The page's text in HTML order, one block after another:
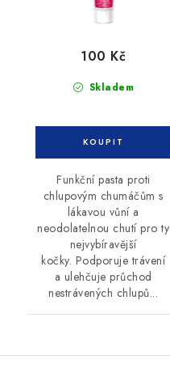
Skladem
100 Kč
Funkční pasta proti
chlupovým chumáčům s
lákavou vůní a
neodolatelnou chutí pro ty
nejvybíravější
kočky. Podporuje trávení
a ulehčuje průchod
nestrávených chlupů...